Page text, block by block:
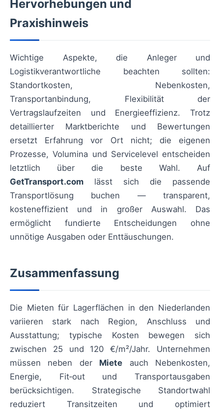
Hervorhebungen und
Praxishinweis
Wichtige Aspekte, die Anleger und
Logistikverantwortliche beachten sollten:
Standortkosten, Nebenkosten,
Transportanbindung, Flexibilität der
Vertragslaufzeiten und Energieeffizienz. Trotz
detaillierter Marktberichte und Bewertungen
ersetzt Erfahrung vor Ort nicht; die eigenen
Prozesse, Volumina und Servicelevel entscheiden
letztlich über die beste Wahl. Auf
GetTransport.com lässt sich die passende
Transportlösung buchen — transparent,
kosteneffizient und in großer Auswahl. Das
ermöglicht fundierte Entscheidungen ohne
unnötige Ausgaben oder Enttäuschungen.
Zusammenfassung
Die Mieten für Lagerflächen in den Niederlanden
variieren stark nach Region, Anschluss und
Ausstattung; typische Kosten bewegen sich
zwischen 25 und 120 €/m²/Jahr. Unternehmen
müssen neben der Miete auch Nebenkosten,
Energie, Fit‑out und Transportausgaben
berücksichtigen. Strategische Standortwahl
reduziert Transitzeiten und optimiert